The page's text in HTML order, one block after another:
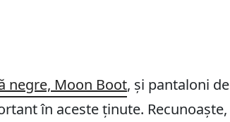
negre, Moon Boot, și pantaloni de
în aceste ținute. Recunoaște,